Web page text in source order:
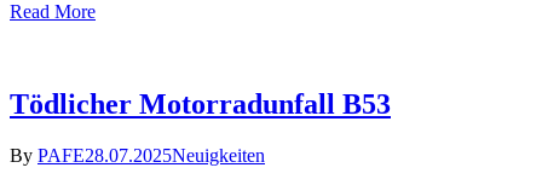
Read More
Tödlicher Motorradunfall B53
By PAFE28.07.2025Neuigkeiten